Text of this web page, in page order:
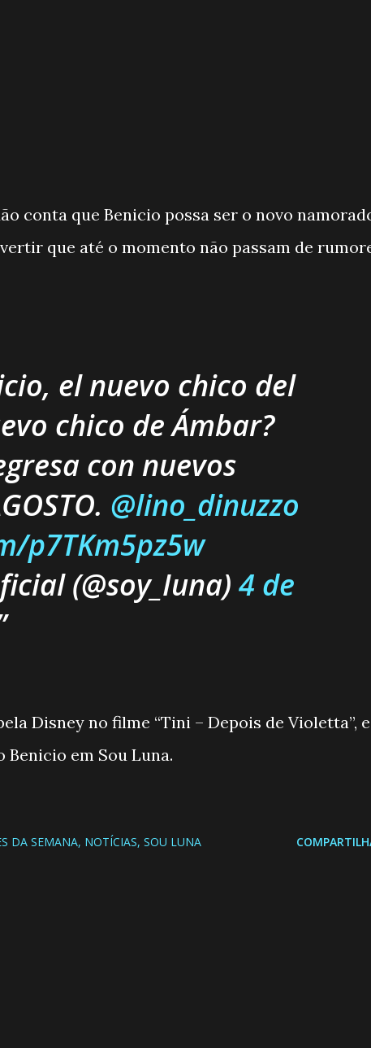
conta que Benicio possa ser o novo
que até o momento não passam de
el nuevo chico del
chico de Ámbar?
con nuevos
@lino_dinuzzo
p7TKm5pz5w
(@soy_Iuna) 4 de
Disney no filme “Tini – Depois de Violetta”, e
em Sou Luna.
DA SEMANA NOTÍCIAS SOU LUNA